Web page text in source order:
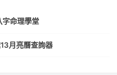
字命理學堂
月亮曆查詢器